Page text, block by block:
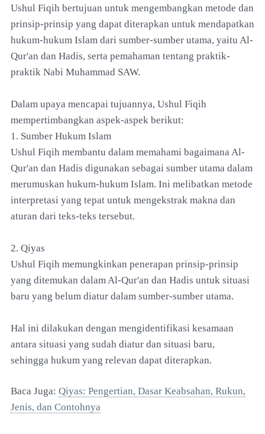
Ushul Fiqih bertujuan untuk mengembangkan metode dan
prinsip-prinsip yang dapat diterapkan untuk mendapatkan
hukum-hukum Islam dari sumber-sumber utama, yaitu Al-
Qur'an dan Hadis, serta pemahaman tentang praktik-
praktik Nabi Muhammad SAW.
Dalam upaya mencapai tujuannya, Ushul Fiqih
mempertimbangkan aspek-aspek berikut:
1. Sumber Hukum Islam
Ushul Fiqih membantu dalam memahami bagaimana Al-
Qur'an dan Hadis digunakan sebagai sumber utama dalam
merumuskan hukum-hukum Islam. Ini melibatkan metode
interpretasi yang tepat untuk mengekstrak makna dan
aturan dari teks-teks tersebut.
2. Qiyas
Ushul Fiqih memungkinkan penerapan prinsip-prinsip
yang ditemukan dalam Al-Qur'an dan Hadis untuk situasi
baru yang belum diatur dalam sumber-sumber utama.
Hal ini dilakukan dengan mengidentifikasi kesamaan
antara situasi yang sudah diatur dan situasi baru,
sehingga hukum yang relevan dapat diterapkan.
Baca Juga: Qiyas: Pengertian, Dasar Keabsahan, Rukun,
Jenis, dan Contohnya